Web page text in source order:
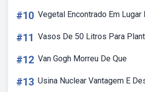
#10 Vegetal Encontrado Em Lugar
#11 Vasos De 50 Litros Para
#12 Van Gogh Morreu De Que
#13 Usina Nuclear Vantagem E